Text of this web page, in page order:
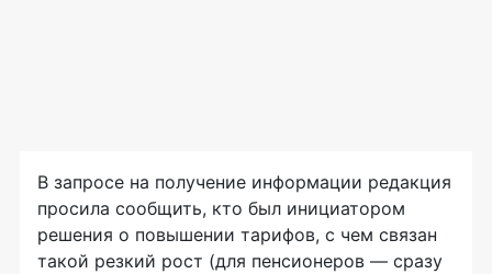
В запросе на получение информации редакция
просила сообщить, кто был инициатором
решения о повышении тарифов, с чем связан
такой резкий рост (для пенсионеров — сразу